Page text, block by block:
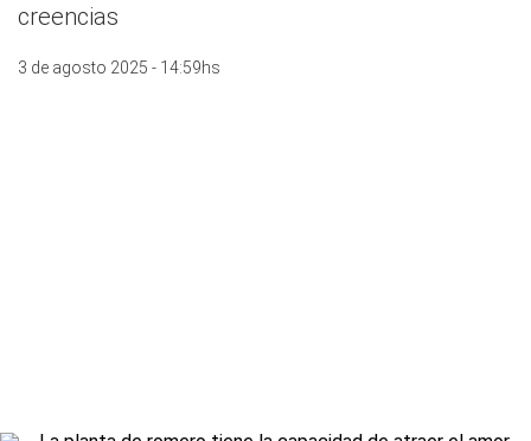
creencias
3 de agosto 2025 - 14:59hs